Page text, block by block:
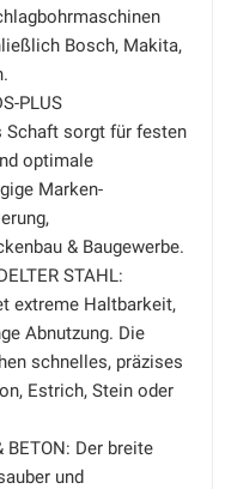
Bosch, Makita,
PLUS
Schaft sorgt für festen
optimale
Marken-
& Baugewerbe.
STAHL:
extreme Haltbarkeit,
Abnutzung. Die
schnelles, präzises
Estrich, Stein oder
BETON: Der breite
und